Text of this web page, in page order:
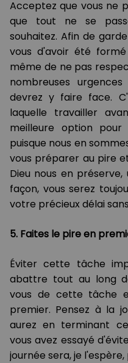
Acceptez que vous ne
que tout ne se
souhaitez. Afin de
vous d'avoir été
même de ne pas
nombreuses
devrez y faire face.
laquelle travailler
meilleure option
puisque nous en
vous préparer au pire
Dieu nous en
façon, vous serez
votre précieux délai
5. Faites le pire en
Éviter cette tâche
abattre tout au long
vous de cette tâche
premier. Pensez à la
aurez en terminant
vous avez essayé
journée sera, je